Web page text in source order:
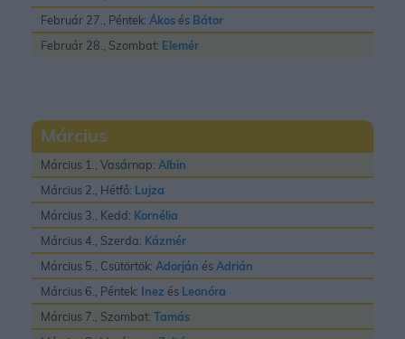
Február 27., Péntek: Ákos és Bátor
Február 28., Szombat: Elemér
Március
Március 1., Vasárnap: Albin
Március 2., Hétfő: Lujza
Március 3., Kedd: Kornélia
Március 4., Szerda: Kázmér
Március 5., Csütörtök: Adorján ésAdrián
Március 6., Péntek: Inez és Leonóra
Március 7., Szombat: Tamás